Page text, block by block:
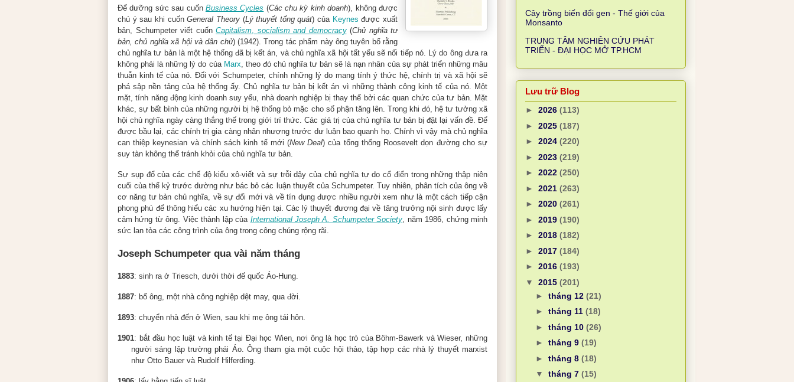
Để dưỡng sức sau cuốn Business Cycles (Các chu kỳ kinh doanh), không được
chú ý sau khi cuốnGeneral Theory(Lý thuyết tổng quát) của Keynes được xuất
bản, Schumpeter viết cuốn Capitalism, socialism and democracy (Chủ nghĩa tư
bản, chủ nghĩa xã hội và dân chủ) (1942). Trong tác phẩm này ông tuyên bố rằng
chủ nghĩa tư bản là một hệ thống đã bị kết án, và chủ nghĩa xã hội tất yếu sẽ nối tiếp nó. Lý do ông đưa ra
không phải là những lý do của Marx, theo đó chủ nghĩa tư bản sẽ là nạn nhân của sự phát triển những mâu
thuẫn kinh tế của nó. Đối với Schumpeter, chính những lý do mang tính ý thức hệ, chính trị và xã hội sẽ
phá sập nền tảng của hệ thống ấy. Chủ nghĩa tư bản bị kết án vì những thành công kinh tế của nó. Một
mặt, tính năng động kinh doanh suy yếu, nhà doanh nghiệp bị thay thế bởi các quan chức của tư bản. Mặt
khác, sự bất bình của những người bị hệ thống bỏ mặc cho số phận tăng lên. Trong khi đó, hệ tư tưởng xã
hội chủ nghĩa ngày càng thắng thế trong giới trí thức. Các giá trị của chủ nghĩa tư bản bị đặt lại vấn đề. Để
được bầu lại, các chính trị gia càng nhân nhượng trước dư luận bao quanh họ. Chính vì vậy mà chủ nghĩa
can thiệp keynesian và chính sách kinh tế mới (New Deal) của tổng thống Roosevelt dọn đường cho sự
suy tàn không thể tránh khỏi của chủ nghĩa tư bản.
Sự sụp đổ của các chế độ kiểu xô-viết và sự trỗi dậy của chủ nghĩa tự do cổ điển trong những thập niên
cuối của thế kỷ trước dường như bác bỏ các luận thuyết của Schumpeter. Tuy nhiên, phân tích của ông về
cơ năng tư bản chủ nghĩa, về sự đổi mới và về tín dụng được nhiều người xem như là một cách tiếp cận
phong phú để thông hiểu các xu hướng hiện tại. Các lý thuyết đương đại về tăng trưởng nội sinh được lấy
cảm hứng từ ông. Việc thành lập của International Joseph A. Schumpeter Society, năm 1986, chứng minh
sức lan tỏa các công trình của ông trong công chúng rộng rãi.
Joseph Schumpeter qua vài năm tháng
1883: sinh ra ở Triesch, dưới thời đế quốc Áo-Hung.
1887: bố ông, một nhà công nghiệp dệt may, qua đời.
1893: chuyển nhà đến ở Wien, sau khi mẹ ông tái hôn.
1901: bắt đầu học luật và kinh tế tại Đại học Wien, nơi ông là học trò của Böhm-Bawerk và Wieser, những
người sáng lập trường phái Áo. Ông tham gia một cuộc hội thảo, tập hợp các nhà lý thuyết marxist
như Otto Bauer và Rudolf Hilferding.
Cây trồng biến đổi gen - Thế giới của
Monsanto
TRUNG TÂM NGHIÊN CỨU PHÁT
TRIỂN - ĐẠI HỌC MỞ TP.HCM
Lưu trữ Blog
► 2026 (113)
► 2025 (187)
► 2024 (220)
► 2023 (219)
► 2022 (250)
► 2021 (263)
► 2020 (261)
► 2019 (190)
► 2018 (182)
► 2017 (184)
► 2016 (193)
▼ 2015 (201)
► tháng 12 (21)
► tháng 11 (18)
► tháng 10 (26)
► tháng 9 (19)
► tháng 8 (18)
▼ tháng 7 (15)